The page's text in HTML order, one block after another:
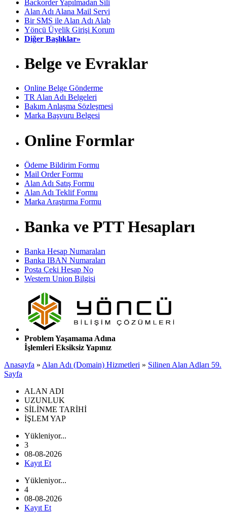
Backorder Yapılmadan Sili
Alan Adı Alana Mail Servi
Bir SMS ile Alan Adı Alab
Yöncü Üyelik Girişi Korum
Diğer Başlıklar»
Belge ve Evraklar
Online Belge Gönderme
TR Alan Adı Belgeleri
Bakım Anlaşma Sözleşmesi
Marka Başvuru Belgesi
Online Formlar
Ödeme Bildirim Formu
Mail Order Formu
Alan Adı Satış Formu
Alan Adı Teklif Formu
Marka Araştırma Formu
Banka ve PTT Hesapları
Banka Hesap Numaraları
Banka IBAN Numaraları
Posta Çeki Hesap No
Western Union Bilgisi
Problem Yaşamama Adına
İşlemleri Eksiksiz Yapınız
Anasayfa » Alan Adı (Domain) Hizmetleri » Silinen Alan Adları 59.
Sayfa
ALAN ADI
UZUNLUK
SİLİNME TARİHİ
İŞLEM YAP
Yükleniyor...
3
08-08-2026
Kayıt Et
Yükleniyor...
4
08-08-2026
Kayıt Et